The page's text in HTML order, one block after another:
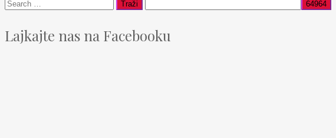
Lajkajte nas na Facebooku